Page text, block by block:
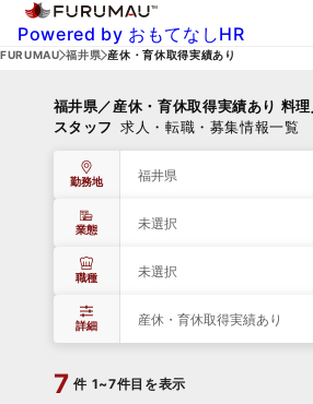
Powered by おもてなしHR
FURUMAU 福井県 産休・育休取得実績あり
福井県／産休・育休取得実績あり 料
スタッフ 求人・転職・募集情報一覧
勤務地 福井県
業態 未選択
職種 未選択
詳細 産休・育休取得実績あり
7 件 1~7件目を表示